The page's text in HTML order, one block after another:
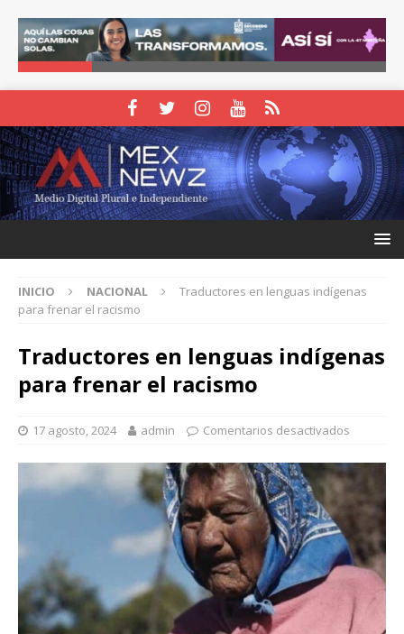
INICIO NACIONAL
Traductores en lenguas indígenas
para frenar el racismo
Traductores en lenguas indígenas
para frenar el racismo
17 agosto, 2024 admin Comentarios desactivados